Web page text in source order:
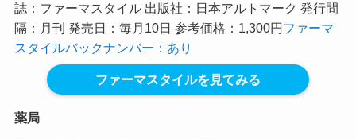
誌：ファーマスタイル 出版社：日本アルトマーク 発行間
隔：月刊 発売日：毎月10日 参考価格：1,300円ファーマ
スタイルバックナンバー：あり
ファーマスタイルを見てみる
薬局